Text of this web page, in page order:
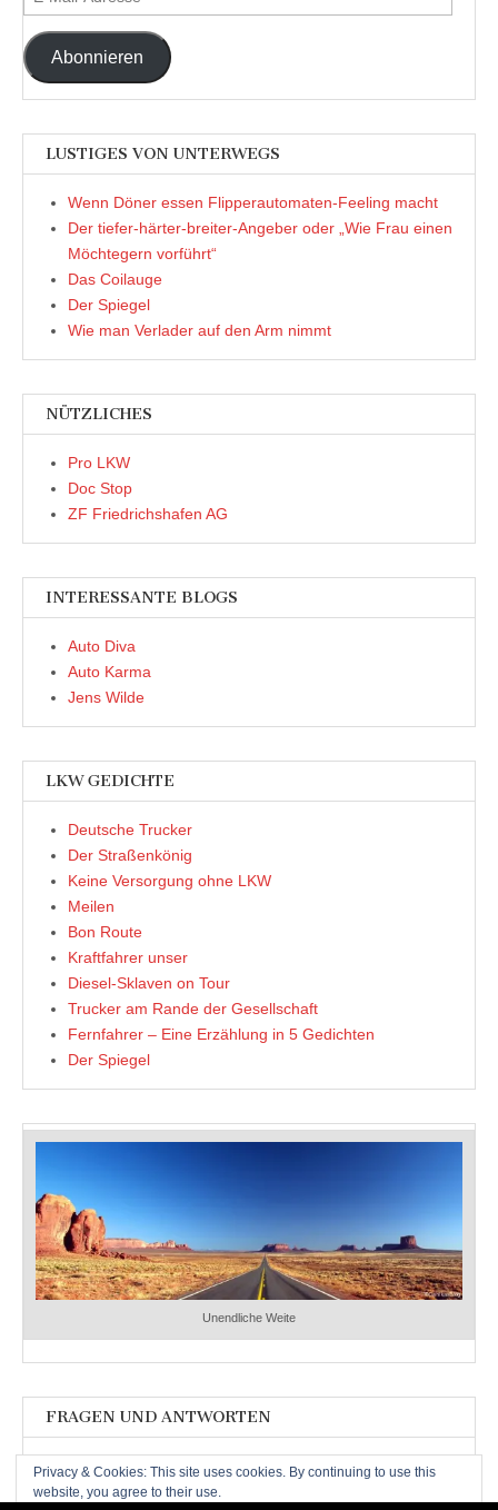
Mail-
Adresse
Abonnieren
LUSTIGES VON UNTERWEGS
Wenn Döner essen Flipperautomaten-Feeling macht
Der tiefer-härter-breiter-Angeber oder „Wie Frau einen
Möchtegern vorführt“
Das Coilauge
Der Spiegel
Wie man Verlader auf den Arm nimmt
NÜTZLICHES
Pro LKW
Doc Stop
ZF Friedrichshafen AG
INTERESSANTE BLOGS
Auto Diva
Auto Karma
Jens Wilde
LKW GEDICHTE
Deutsche Trucker
Der Straßenkönig
Keine Versorgung ohne LKW
Meilen
Bon Route
Kraftfahrer unser
Diesel-Sklaven on Tour
Trucker am Rande der Gesellschaft
Fernfahrer – Eine Erzählung in 5 Gedichten
Der Spiegel
Unendliche Weite
FRAGEN UND ANTWORTEN
Fragen und Antworten
Privacy & Cookies: This site uses cookies. By continuing to use this
website, you agree to their use.